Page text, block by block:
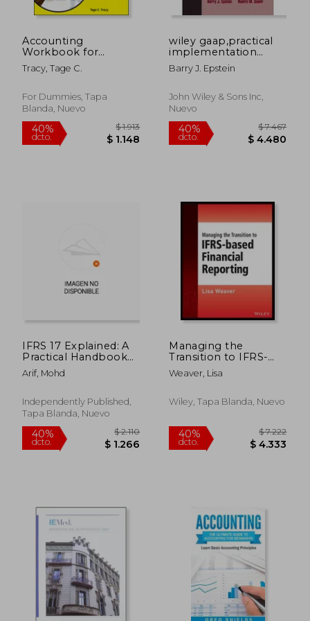
40%
dcto.
Accounting
Workbook for
Dummies (en Inglés)
Tracy, Tage C.
For Dummies, Tapa
Blanda, Nuevo
wiley gaap,practical
implementation
guide and workbook
Barry J. Epstein
John Wiley & Sons Inc,
Nuevo
IFRS 17 Explained: A
Practical Handbook
for Insurance
Contract (en Inglés)
Arif, Mohd
Independently Published,
Tapa Blanda, Nuevo
Managing the
Transition to IFRS-
Based Financial
Reporting: A Practical
and Implementing a
Inglés)
Weaver, Lisa
Wiley, Tapa Blanda, Nuevo